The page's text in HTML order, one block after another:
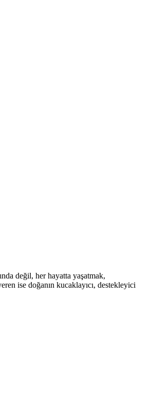
değil, her hayatta yaşatmak,
ise doğanın kucaklayıcı, destekleyici